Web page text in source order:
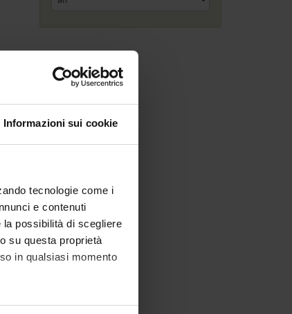
Informazioni sui cookie
tecnologie come i
e contenuti
possibilità di scegliere
su questa proprietà
in qualsiasi momento